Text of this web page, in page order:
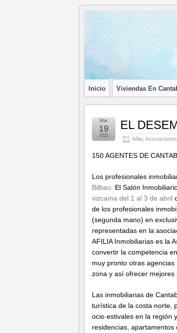
Blog de
Afilia
LA ASOCIACIÓN DE
Inicio Viviendas En
EL
Afilia
Mar
19
2011
150 AGENTES DE
Los profesionales
Bilbao . El Salón
vizcaína del 1 al 3 de abril
de los profesionales
(segunda mano) en
representadas en la
AFILIA Inmobiliarias es la
convertir la competencia
muy pronto otras
zona y así ofrecer mejores
Las inmobiliarias de
turística de la costa norte,
ocio estivales en la región
residencias,